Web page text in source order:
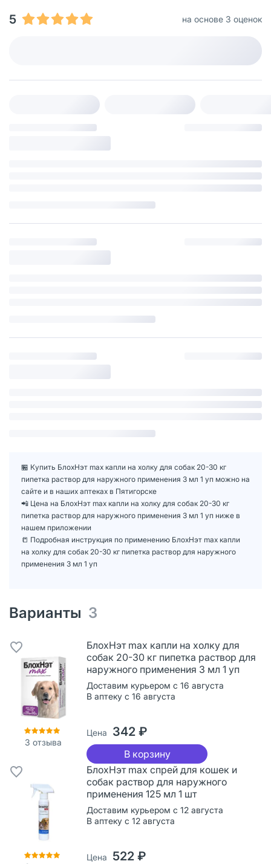
5
на основе 3 оценок
🏪 Купить БлохНэт max капли на холку для собак 20-30 кг
пипетка раствор для наружного применения 3 мл 1 уп можно на
сайте и в наших аптеках в Пятигорске
📲 Цена на БлохНэт max капли на холку для собак 20-30 кг
пипетка раствор для наружного применения 3 мл 1 уп ниже в
нашем приложении
📒 Подробная инструкция по применению БлохНэт max капли
на холку для собак 20-30 кг пипетка раствор для наружного
применения 3 мл 1 уп
Варианты 3
3 отзыва
БлохНэт max капли на холку для
собак 20-30 кг пипетка раствор для
наружного применения 3 мл 1 уп
Доставим курьером с 16 августа
В аптеку с 16 августа
Цена 342 ₽
В корзину
БлохНэт max спрей для кошек и
собак раствор для наружного
применения 125 мл 1 шт
Доставим курьером с 12 августа
В аптеку с 12 августа
Цена 522 ₽